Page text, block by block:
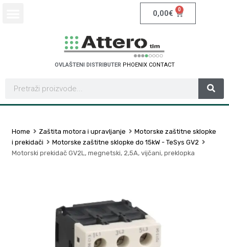
0,00€ 0
OVLAŠTENI DISTRIBUTER PHOENIX CONTACT
Home Zaštita motora i upravljanje
Motorske zaštitne sklopke
i prekidači
Motorske zaštitne sklopke do 15kW - TeSys GV2
Motorski prekidač GV2L, megnetski, 2,5A, vijčani, preklopka